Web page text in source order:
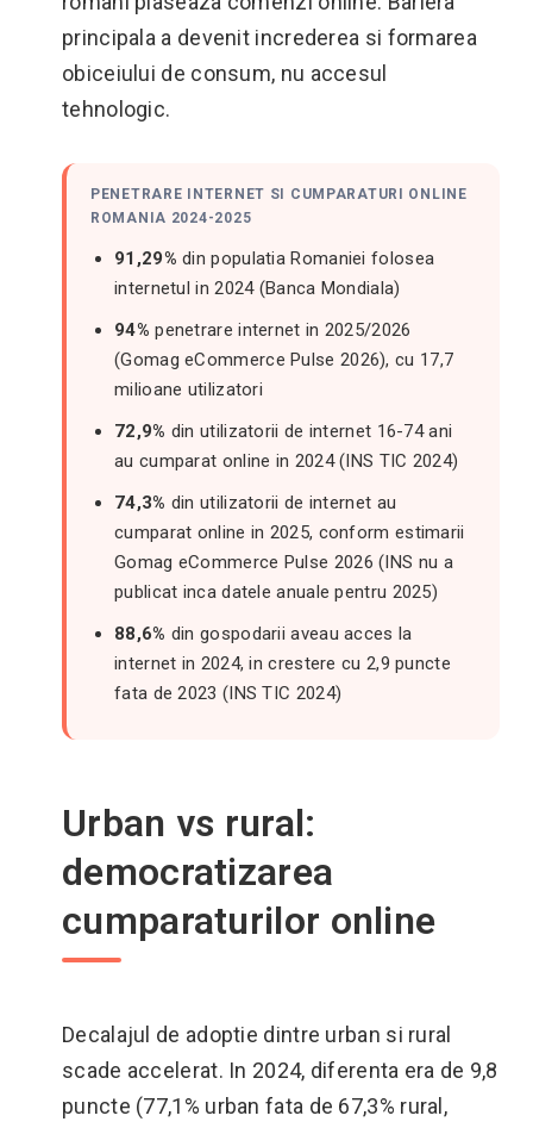
principala a devenit increderea si formarea
obiceiului de consum, nu accesul
tehnologic.
PENETRARE INTERNET SI CUMPARATURI ONLINE
ROMANIA 2024-2025
91,29% din populatia Romaniei folosea
internetul in 2024 (Banca Mondiala)
94% penetrare internet in 2025/2026
(Gomag eCommerce Pulse 2026), cu 17,7
milioane utilizatori
72,9% din utilizatorii de internet 16-74 ani
au cumparat online in 2024 (INS TIC 2024)
74,3% din utilizatorii de internet au
cumparat online in 2025, conform estimarii
Gomag eCommerce Pulse 2026 (INS nu a
publicat inca datele anuale pentru 2025)
88,6% din gospodarii aveau acces la
internet in 2024, in crestere cu 2,9 puncte
fata de 2023 (INS TIC 2024)
Urban vs rural:
democratizarea
cumparaturilor online
Decalajul de adoptie dintre urban si rural
scade accelerat. In 2024, diferenta era de 9,8
puncte (77,1% urban fata de 67,3% rural,